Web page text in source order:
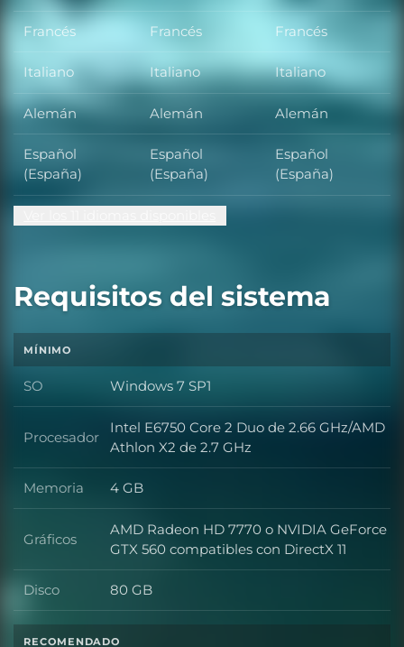
Francés Francés Francés
Italiano Italiano Italiano
Alemán Alemán Alemán
Español
(España)
Español
(España)
Español
(España)
Requisitos del sistema
MÍNIMO
SO SO
Windows 7 SP1
Procesador Procesador
Intel E6750 Core 2 Duo de 2.66 GHz/AMD
Athlon X2 de 2.7 GHz
Memoria Memoria
4 GB
Gráficos Gráficos
AMD Radeon HD 7770 o NVIDIA GeForce
GTX 560 compatibles con DirectX 11
Disco Disco
80 GB
RECOMENDADO